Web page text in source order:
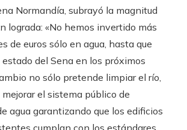
Normandía, subrayó la magnitud
lograda: «No hemos invertido más
de euros sólo en agua, hasta que
estado del Sena en los próximos
no sólo pretende limpiar el río,
el sistema público de
agua garantizando que los edificios
cumplan con los estándares